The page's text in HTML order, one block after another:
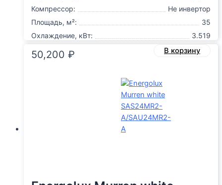
Компрессор:
Не инвертор
Площадь, м²:
35
Охлаждение, кВт:
3.519
50,200 ₽ В корзину